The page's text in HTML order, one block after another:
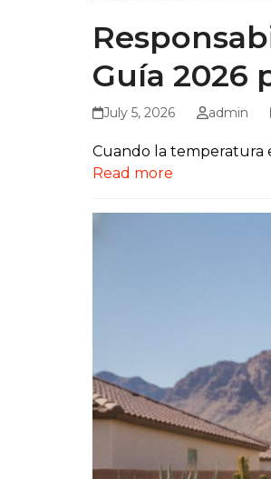
Guía 2026
July 5, 2026 admin
Cuando la temperatura
Read more